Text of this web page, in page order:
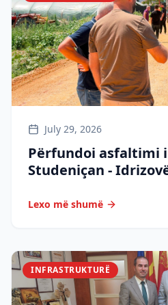
July 29, 2026
Përfundoi asfaltimi
Studeniçan -
Lexo më shumë
INFRASTRUKTURË